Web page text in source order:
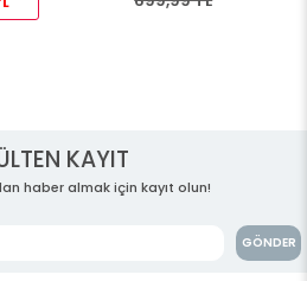
KAYIT
haber almak için kayıt olun!
GÖNDER